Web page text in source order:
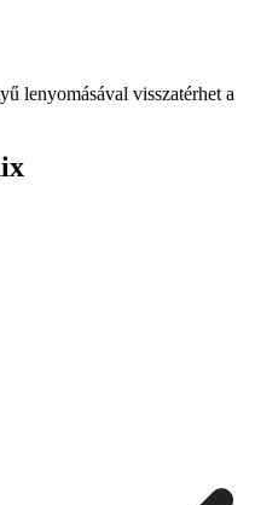
lenyomásával visszatérhet a